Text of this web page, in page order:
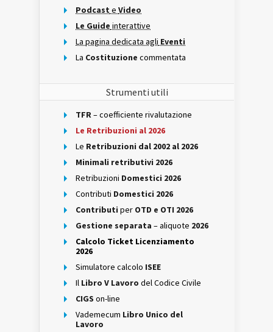
Podcast e Video
Le Guide interattive
La pagina dedicata agli Eventi
La Costituzione commentata
Strumenti utili
TFR– coefficiente rivalutazione
Le Retribuzioni al 2026
Le Retribuzioni dal 2002 al 2026
Minimali retributivi 2026
Retribuzioni Domestici 2026
Contributi Domestici 2026
Contributi per OTD e OTI 2026
Gestione separata – aliquote 2026
Calcolo Ticket Licenziamento
2026
Simulatore calcolo ISEE
Il Libro V Lavoro del Codice Civile
CIGS on-line
Vademecum Libro Unico del
Lavoro